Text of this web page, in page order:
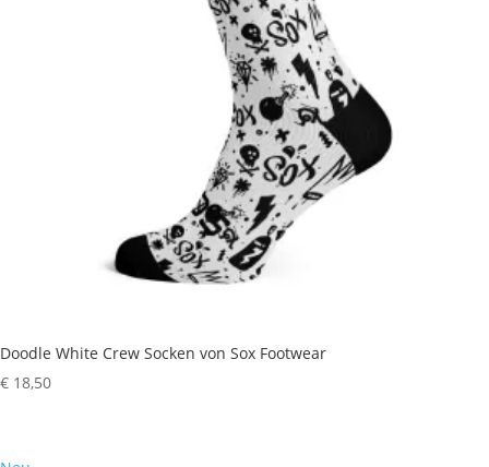
Doodle White Crew Socken von Sox Footwear
€ 18,50